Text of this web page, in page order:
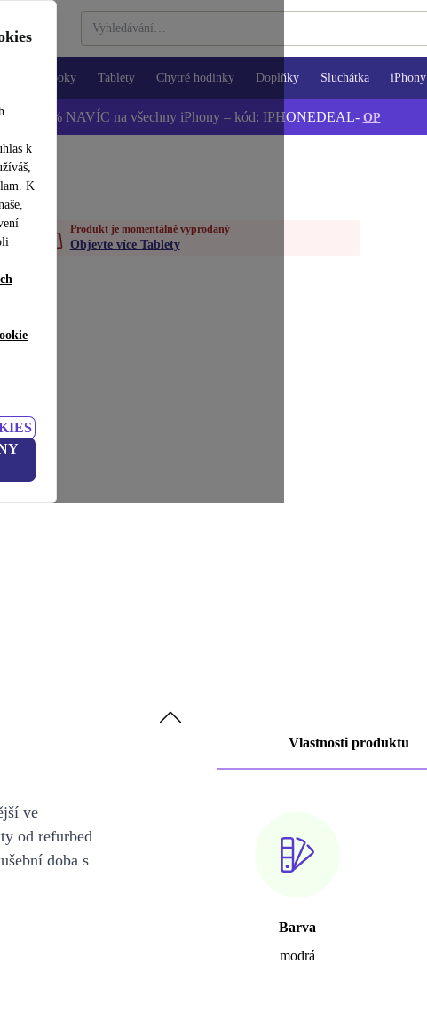
k
K
Notebooky Tablety Chytré hodinky Doplňky Sluchátka iPhony
📱 -5 % NAVÍC na všechny iPhony – kód: IPHONEDEAL- OP
Produkt je momentálně vyprodaný
Objevte více Tablety
Vlastnosti produktu
Barva
modrá
ve
od refurbed
doba s